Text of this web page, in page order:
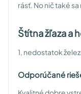
rásť. No nič také
Štítna žľaza a
1, nedostatok
Odporúčané